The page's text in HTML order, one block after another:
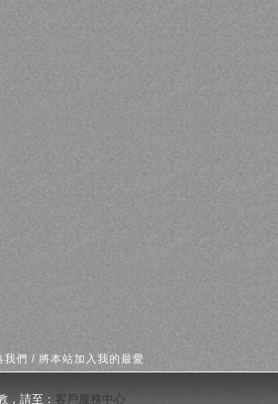
我們 / 將本站加入我的最愛
，請至： 客戶服務中心